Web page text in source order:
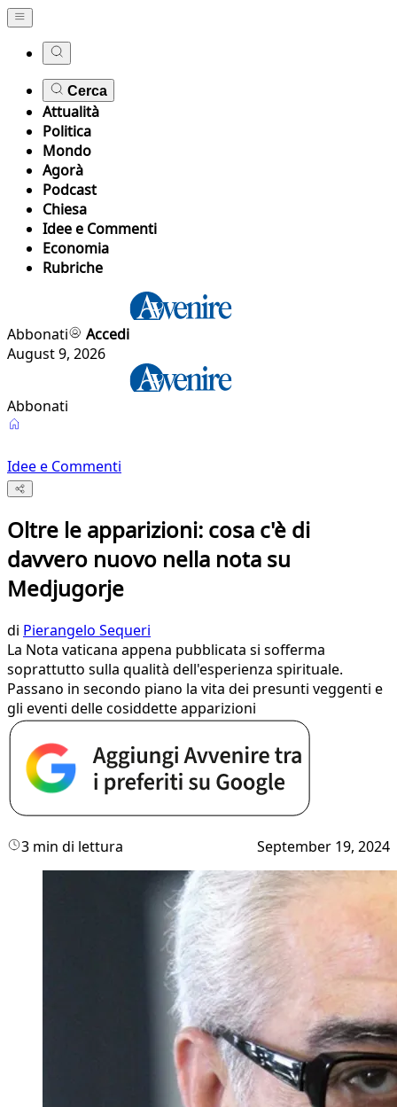
Cerca
Attualità
Politica
Mondo
Agorà
Podcast
Chiesa
Idee e Commenti
Economia
Rubriche
Abbonati
Accedi
August 9, 2026
Abbonati
Idee e Commenti
Oltre le apparizioni: cosa c'è di
davvero nuovo nella nota su
Medjugorje
di Pierangelo Sequeri
La Nota vaticana appena pubblicata si sofferma
soprattutto sulla qualità dell'esperienza spirituale.
Passano in secondo piano la vita dei presunti veggenti e
gli eventi delle cosiddette apparizioni
3 min di lettura September 19, 2024